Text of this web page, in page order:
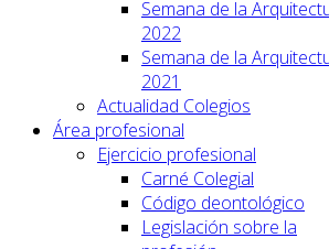
Semana de la
2022
Semana de la
2021
Actualidad Colegios
Área profesional
Ejercicio profesional
Carné Colegial
Código deontológico
Legislación sobre la